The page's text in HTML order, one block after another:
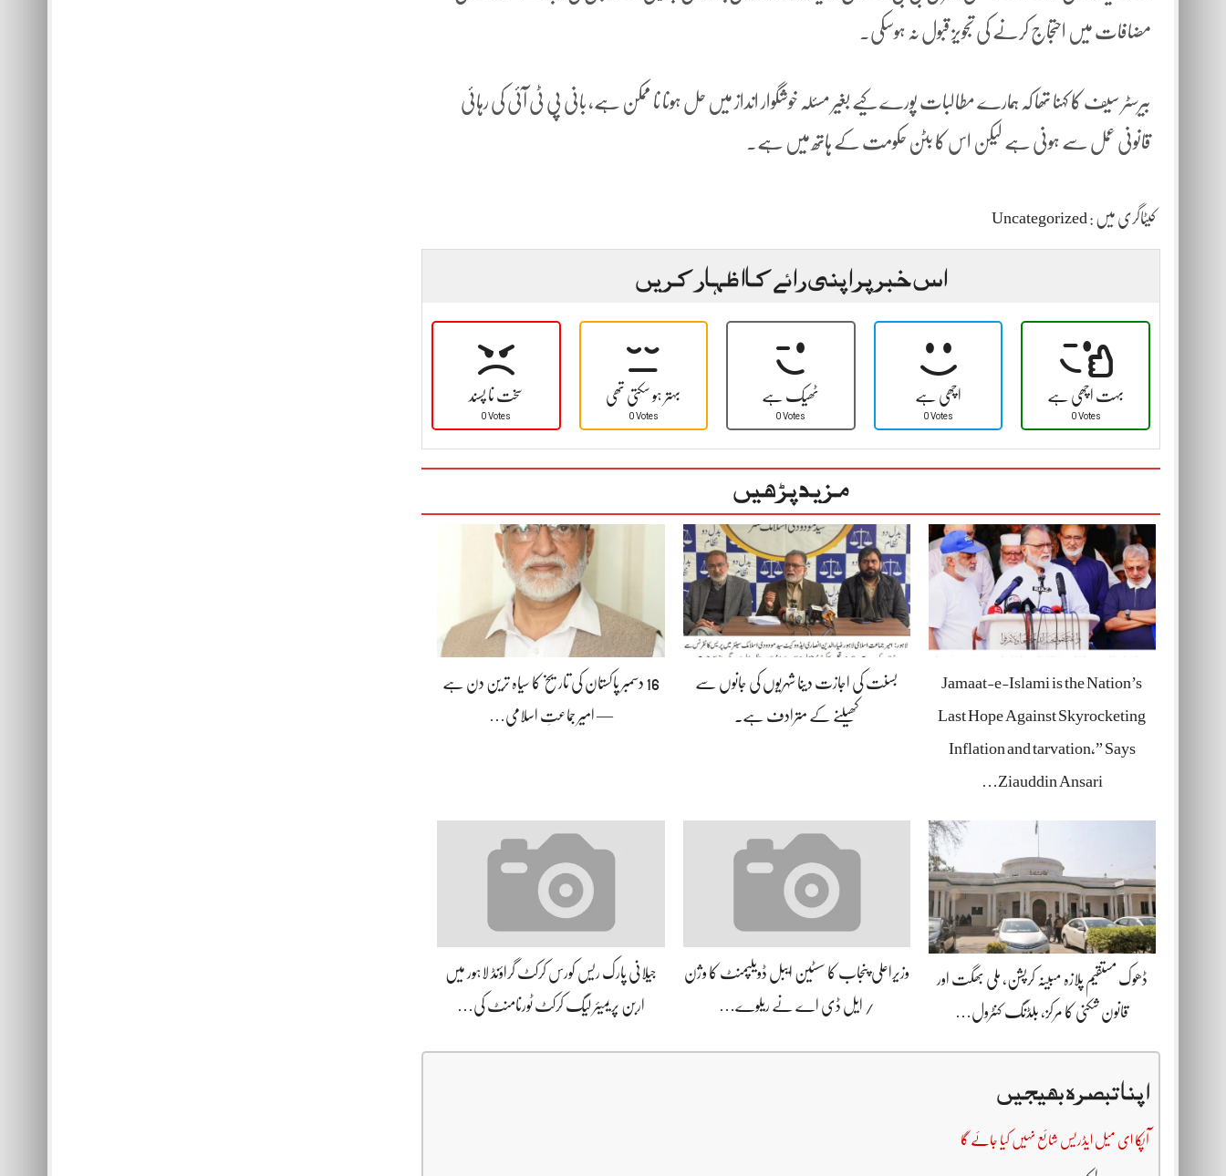
مضافات میں احتجاج کرنے کی تجویز قبول نہ ہوسکی۔
بیرسٹر سیف کا کہنا تھا کہ ہمارے مطالبات پورے کیے بغیر مسئلہ خوشگوار انداز میں حل ہونا نا ممکن ہے، بانی پی ٹی آئی کی رہائی
قانونی عمل سے ہونی ہے لیکن اس کا بٹن حکومت کے ہاتھ میں ہے۔
کیٹاگری میں : Uncategorized
اس خبر پر اپنی رائے کا اظہار کریں
سخت نا پسند
0 Votes
بہتر ہو سکتی تھی
0 Votes
ٹھیک ہے
0 Votes
اچھی ہے
0 Votes
بہت اچھی ہے
0 Votes
مزید پڑھیں
Jamaat-e-Islami is the Nation’s
Last Hope Against Skyrocketing
Inflation and tarvation,” Says
Ziauddin Ansari…
بسنت کی اجازت دینا شہریوں کی جانوں سے
کھیلنے کے مترادف ہے۔
16 دسمبر پاکستان کی تاریخ کا سیاہ ترین دن ہے
— امیر جماعتِ اسلامی…
ڈھوک مستقیم پلازہ مبینہ کرپشن، ملی بھگت اور
قانون شکنی کا مرکز، بلڈنگ کنٹرول…
وزیراعلی پنجاب کا سسٹین ایبل ڈویلپمنٹ کا وژن
/ ایل ڈی اے نے ریلوے…
جیلانی پارک ریس کورس کرکٹ گراؤنڈ لاہور میں
اربن پریمیئر لیگ کرکٹ ٹورنامنٹ کی…
اپنا تبصرہ بھیجیں
آپکا ای میل ایڈریس شائع نہیں کیا جائے گا